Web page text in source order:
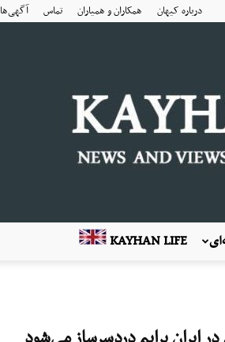
درباره کیهان همکاران و همیاران تماس آگهی‌ها
KAYHAN LIFE